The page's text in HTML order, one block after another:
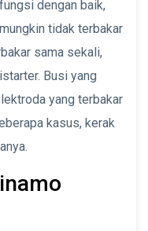
dengan baik,
tidak terbakar
sama sekali,
Busi yang
yang terbakar
kasus, kerak